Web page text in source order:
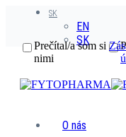
SK
EN
SK
O nás
Prečítal/a som si
nimi